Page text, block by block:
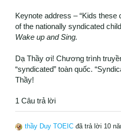
Keynote address – “Kids these
of the nationally syndicated
Wake up and Sing.
Dạ Thầy ơi! Chương trình
“syndicated” toàn quốc.
Thầy!
1 Câu trả lời
thầy Duy TOEIC đã trả lời 10